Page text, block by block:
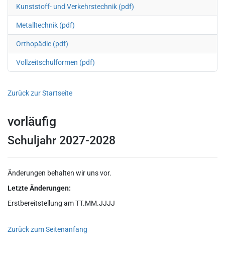
Kunststoff- und Verkehrstechnik (pdf)
Metalltechnik (pdf)
Orthopädie (pdf)
Vollzeitschulformen (pdf)
Zurück zur Startseite
vorläufig
Schuljahr 2027-2028
Änderungen behalten wir uns vor.
Letzte Änderungen:
Erstbereitstellung am TT.MM.JJJJ
Zurück zum Seitenanfang